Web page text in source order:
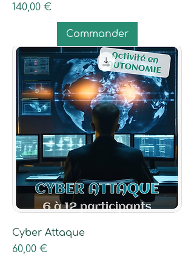
Prix
140,00 €
Commander
Cyber Attaque
Prix
60,00 €